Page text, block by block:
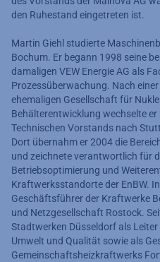
den Ruhestand eingetreten ist.
Martin Giehl studierte
Bochum. Er begann 1998 seine
damaligen VEW Energie AG als
Prozessüberwachung. Nach
ehemaligen Gesellschaft für
Behälterentwicklung wechselte
Technischen Vorstands nach
Dort übernahm er 2004 die
und zeichnete verantwortlich für
Betriebsoptimierung und
Kraftwerksstandorte der EnBW.
Geschäftsführer der Kraftwerke
und Netzgesellschaft Rostock.
Stadtwerken Düsseldorf als
Umwelt und Qualität sowie als
Gemeinschaftsheizkraftwerks